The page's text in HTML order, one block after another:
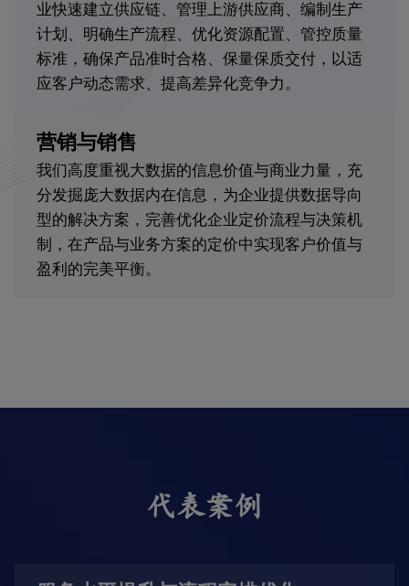
业快速建立供应链、管理上游供应商、编制生产
计划、明确生产流程、优化资源配置、管控质量
标准，确保产品准时合格、保量保质交付，以适
应客户动态需求、提高差异化竞争力。
营销与销售
我们高度重视大数据的信息价值与商业力量，充
分发掘庞大数据内在信息，为企业提供数据导向
型的解决方案，完善优化企业定价流程与决策机
制，在产品与业务方案的定价中实现客户价值与
盈利的完美平衡。
代表案例